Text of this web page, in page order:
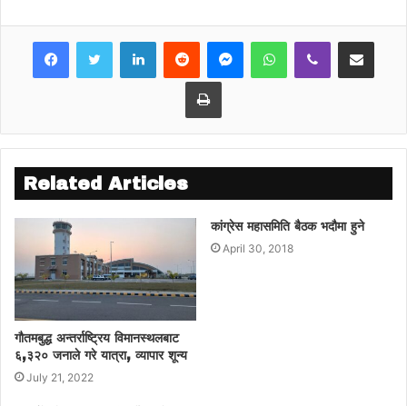
निर्माणको काममा ढिलाई हुने दावी गर्दै प्रतिनिधिसभा
बैठक स्थगित भएपनि संसदीय समितिका बैठकहरु भने
स्थगित गर्न नहुने धारणा राखेका थिए ।
LinkedInReddit MessengerWhatsAppViber Share via Email
Print
Related Articles
गौतमबुद्ध अन्तर्राष्ट्रिय विमानस्थलबाट
६,३२० जनाले गरे यात्रा, व्यापार शून्य
July 21, 2022
कांग्रेस महासमिति बैठक भदौमा हुने
April 30, 2018